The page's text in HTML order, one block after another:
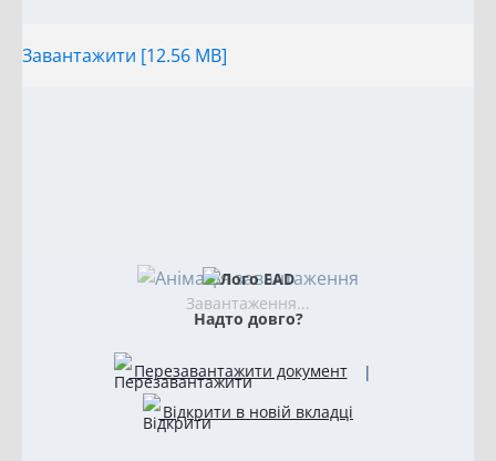
Завантажити [12.56 MB]
Завантаження...
Надто довго?
Перезавантажити документ
|
Відкрити в новій вкладці